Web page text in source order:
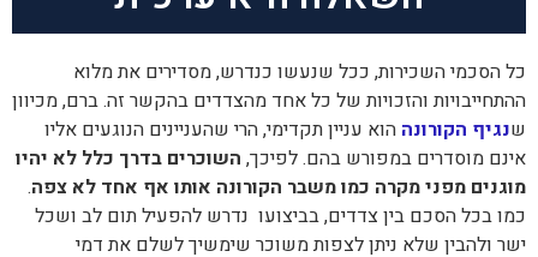
כל הסכמי השכירות, ככל שנעשו כנדרש, מסדירים את מלוא
ההתחייבויות והזכויות של כל אחד מהצדדים בהקשר זה. ברם, מכיוון
שנגיף הקורונה הוא עניין תקדימי, הרי שהעניינים הנוגעים אליו
אינם מוסדרים במפורש בהם. לפיכך, השוכרים בדרך כלל לא יהיו
מוגנים מפני מקרה כמו משבר הקורונה אותו אף אחד לא צפה.
כמו בכל הסכם בין צדדים, בביצועו נדרש להפעיל תום לב ושכל
ישר ולהבין שלא ניתן לצפות משוכר שימשיך לשלם את דמי